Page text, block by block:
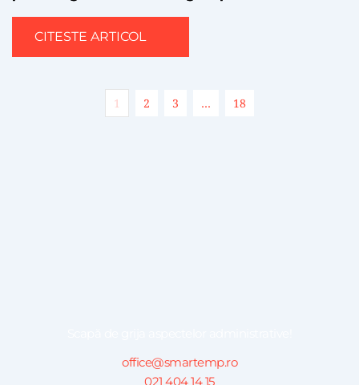
CITESTE ARTICOL
1 2 3 … 18
office@smartemp.ro
021 404 14 15